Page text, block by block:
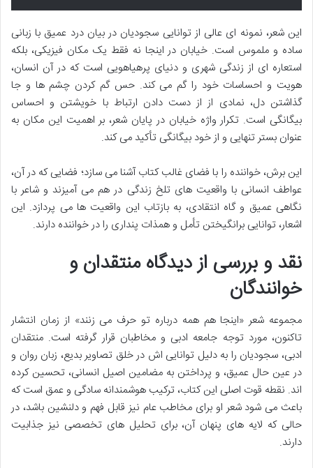
این شعر، نمونه ای عالی از توانایی سجودیان در بیان درد عمیق با زبانی
ساده و ملموس است. خیابان در اینجا نه فقط یک مکان فیزیکی، بلکه
استعاره ای از زندگی شهری و دنیای پرهیاهویی است که در آن انسان،
هویت و احساسات خود را گم می کند. حس گم کردن چشم ها و جا
گذاشتن دل، نمادی از از دست دادن ارتباط با خویشتن و احساس
بیگانگی است. تکرار واژه خیابان در پایان شعر، بر اهمیت این مکان به
عنوان بستر تنهایی و از خود بیگانگی تأکید می کند.
این برش، خواننده را با فضای غالب کتاب آشنا می سازد؛ فضایی که در آن،
عواطف انسانی با واقعیت های تلخ زندگی در هم می آمیزند و شاعر با
نگاهی عمیق و گاه انتقادی، به بازتاب این واقعیت ها می پردازد. این
اشعار، توانایی برانگیختن تأمل و همذات پنداری را در خواننده دارند.
نقد و بررسی از دیدگاه منتقدان و
خوانندگان
مجموعه شعر «اینجا هم همه درباره تو حرف می زنند» از زمان انتشار
تاکنون، مورد توجه جامعه ادبی و مخاطبان قرار گرفته است. منتقدان
ادبی، سجودیان را به دلیل توانایی اش در خلق تصاویر بدیع، زبان روان و
در عین حال عمیق، و پرداختن به مضامین اصیل انسانی، تحسین کرده
اند. نقطه قوت اصلی این کتاب، ترکیب هوشمندانه سادگی و عمق است که
باعث می شود شعر او برای مخاطب عام نیز قابل فهم و دلنشین باشد، در
حالی که لایه های پنهان آن، برای تحلیل های تخصصی نیز جذابیت
دارند.